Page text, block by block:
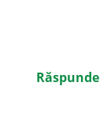
Răspunde